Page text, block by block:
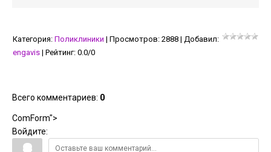
Категория: Поликлиники | Просмотров: 2888 | Добавил:
engavis | Рейтинг: 0.0/0
Всего комментариев: 0
ComForm">
Войдите: